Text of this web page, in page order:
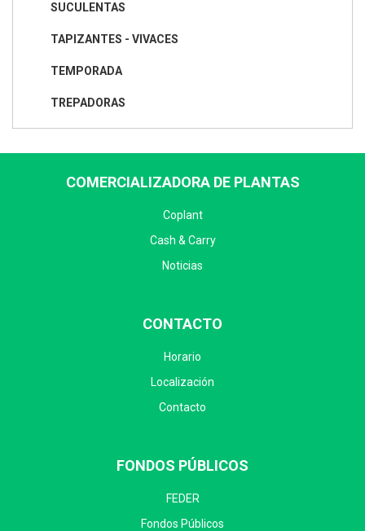
SUCULENTAS
TAPIZANTES - VIVACES
TEMPORADA
TREPADORAS
COMERCIALIZADORA DE PLANTAS
Coplant
Cash & Carry
Noticias
CONTACTO
Horario
Localización
Contacto
FONDOS PÚBLICOS
FEDER
Fondos Públicos